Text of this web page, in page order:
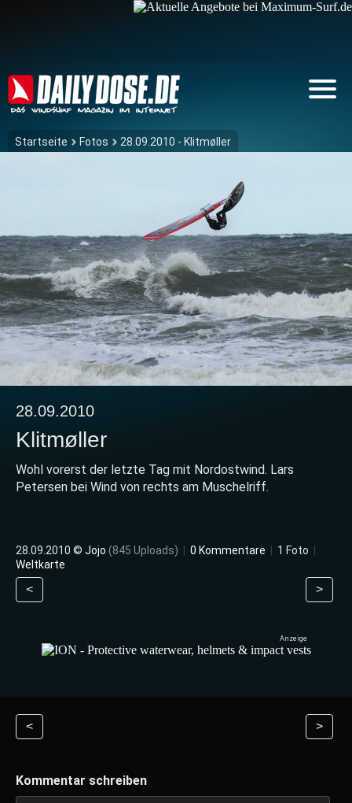
Startseite Fotos 28.09.2010 - Klitmøller
28.09.2010
Klitmøller
Wohl vorerst der letzte Tag mit Nordostwind. Lars
Petersen bei Wind von rechts am Muschelriff.
28.09.2010 © Jojo (845 Uploads) 0 Kommentare 1 Foto
Weltkarte
< >
< >
Kommentar schreiben